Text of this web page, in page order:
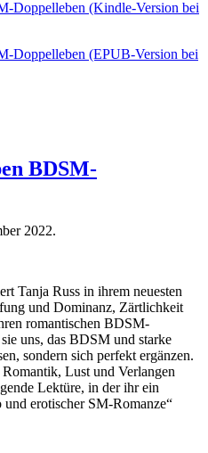
Doppelleben (Kindle-Version bei
Doppelleben (EPUB-Version bei
BDSM-
2022.
Tanja Russ in ihrem neuesten
und Dominanz, Zärtlichkeit
romantischen BDSM-
uns, das BDSM und starke
sondern sich perfekt ergänzen.
Lust und Verlangen
Lektüre, in der ihr ein
und erotischer SM-Romanze“